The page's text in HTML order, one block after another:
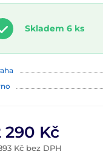
Skladem 6 ks
290 Kč
Kč bez DPH